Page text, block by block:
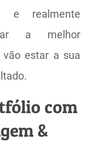
e realmente
a melhor
vão estar a sua
com
&